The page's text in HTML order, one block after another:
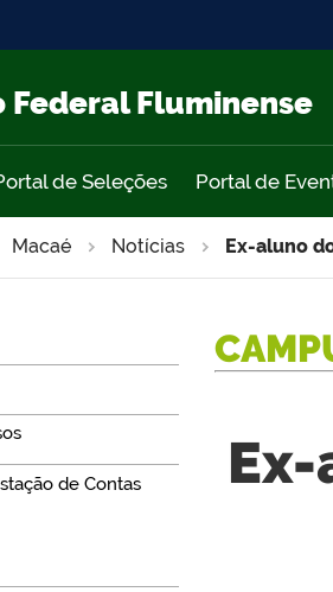
Fluminense
de Seleções Portal de
Macaé Notícias Ex-aluno
de Contas